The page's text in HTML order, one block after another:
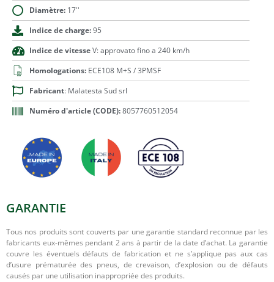
Diamètre:17''
Indice de charge:95
Indice de vitesseV: approvato fino a 240 km/h
Homologations:ECE108 M+S / 3PMSF
Fabricant: Malatesta Sud srl
Numéro d'article (CODE):8057760512054
GARANTIE
Tous nos produits sont couverts par une garantie standard reconnue par les
fabricants eux-mêmes pendant 2 ans à partir de la date d’achat. La garantie
couvre les éventuels défauts de fabrication et ne s’applique pas aux cas
d’usure prématurée des pneus, de crevaison, d’explosion ou de défauts
causés par une utilisation inappropriée des produits.